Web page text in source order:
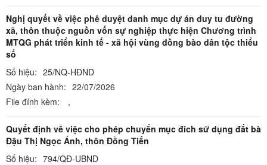
Nghị quyết về việc phê duyệt danh mục dự án duy tu đường
xã, thôn thuộc nguồn vốn sự nghiệp thực hiện Chương trình
MTQG phát triển kinh tế - xã hội vùng đồng bào dân tộc thiểu
số
Số hiệu: 25/NQ-HĐND
Ngày ban hành: 22/07/2026
File đính kèm:
,
Quyết định về việc cho phép chuyển mục đích sử dụng đất bà
Đậu Thị Ngọc Ánh, thôn Đồng Tiến
Số hiệu: 794/QĐ-UBND